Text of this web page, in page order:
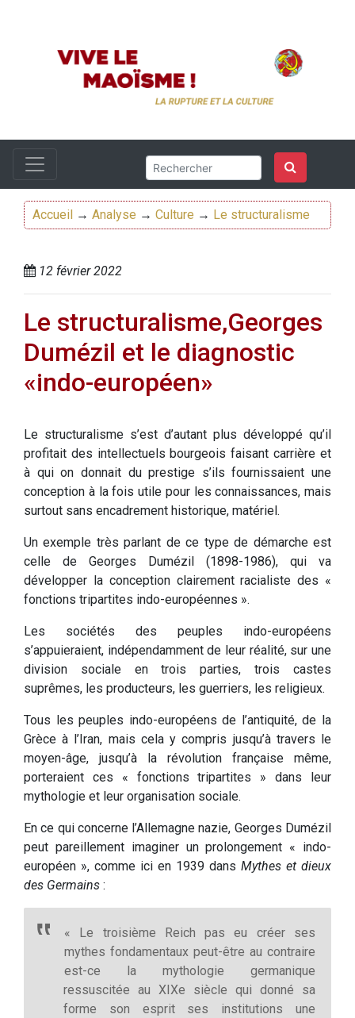
Accueil → Analyse → Culture → Le structuralisme
12 février 2022
Le structuralisme,Georges
Dumézil et le diagnostic
«indo-européen»
Le structuralisme s’est d’autant plus développé qu’il
profitait des intellectuels bourgeois faisant carrière et
à qui on donnait du prestige s’ils fournissaient une
conception à la fois utile pour les connaissances, mais
surtout sans encadrement historique, matériel.
Un exemple très parlant de ce type de démarche est
celle de Georges Dumézil (1898-1986), qui va
développer la conception clairement racialiste des «
fonctions tripartites indo-européennes ».
Les sociétés des peuples indo-européens
s’appuieraient, indépendamment de leur réalité, sur une
division sociale en trois parties, trois castes
suprêmes, les producteurs, les guerriers, les religieux.
Tous les peuples indo-européens de l’antiquité, de la
Grèce à l’Iran, mais cela y compris jusqu’à travers le
moyen-âge, jusqu’à la révolution française même,
porteraient ces « fonctions tripartites » dans leur
mythologie et leur organisation sociale.
En ce qui concerne l’Allemagne nazie, Georges Dumézil
peut pareillement imaginer un prolongement « indo-
européen », comme ici en 1939 dans Mythes et dieux
des Germains :
« Le troisième Reich pas eu créer ses
mythes fondamentaux peut-être au contraire
est-ce la mythologie germanique
ressuscitée au XIXe siècle qui donné sa
forme son esprit ses institutions une